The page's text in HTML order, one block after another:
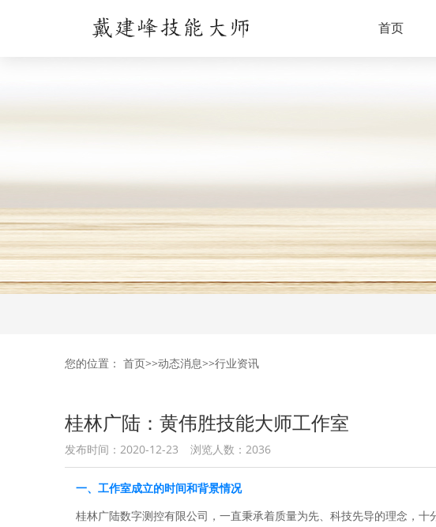
首页
您的位置： 首页>>动态消息>>行业资讯
桂林广陆：黄伟胜技能大师工作室
发布时间：2020-12-23 浏览人数：2036
一、工作室成立的时间和背景情况
桂林广陆数字测控有限公司，一直秉承着质量为先、科技先导的理念，